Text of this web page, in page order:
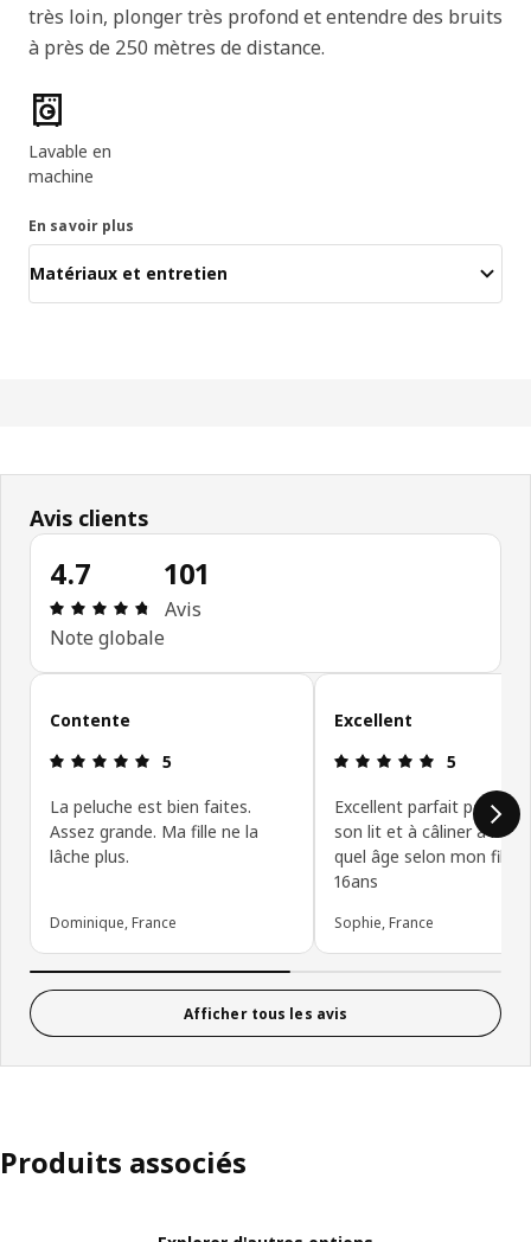
très loin, plonger très profond et entendre des bruits
à près de 250 mètres de distance.
Caractéristiques du produit
Lavable en
machine
En savoir plus
Matériaux et entretien
Avis clients
4.7
Avis: 4.7 sur 5 étoiles Nombre total d'avis: 101
Note globale
101
Avis
Ignorer les avis clients
Contente
Avis: 5 sur 5 étoiles
5
La peluche est bien faites.
Assez grande. Ma fille ne la
lâche plus.
Dominique, France
Excellent
Avis: 5 sur
5
Excellent parfait pour
son lit et à câliner à
quel âge selon mon fils
16ans
Sophie, France
Afficher tous les avis
Produits associés